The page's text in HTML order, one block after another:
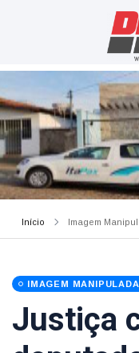
Início Imagem
IMAGEM
Justiça